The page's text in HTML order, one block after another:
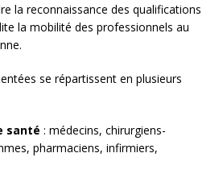
la reconnaissance des qualifications
la mobilité des professionnels au
se répartissent en plusieurs
santé : médecins, chirurgiens-
pharmaciens, infirmiers,